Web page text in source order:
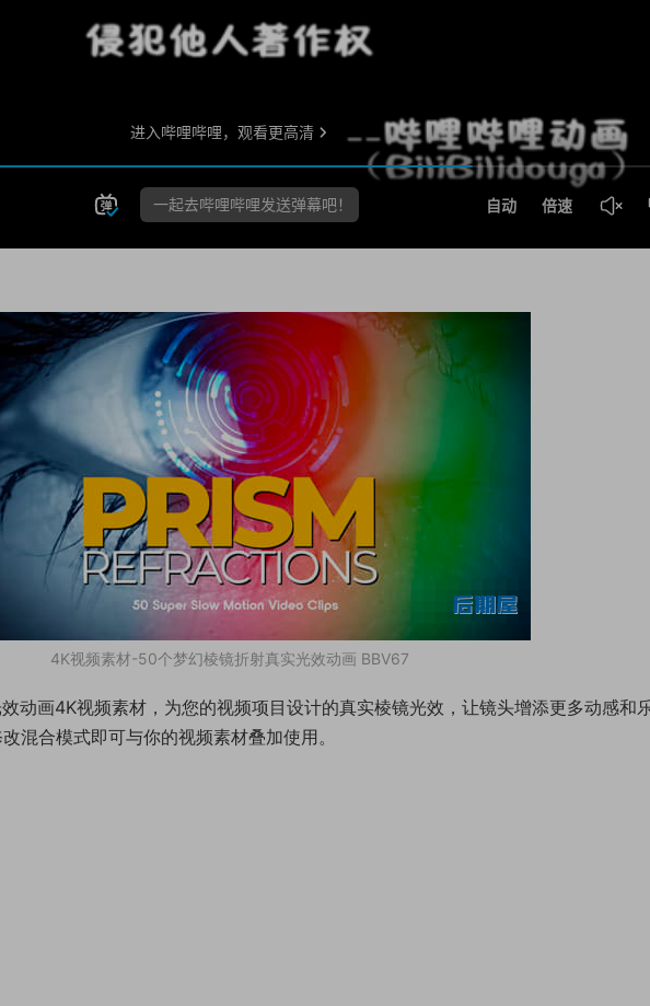
4K视频素材-50个梦幻棱镜折射真实光效动画 BBV67
动画4K视频素材，为您的视频项目设计的真实棱镜光效，让镜头增添更多动感和
混合模式即可与你的视频素材叠加使用。